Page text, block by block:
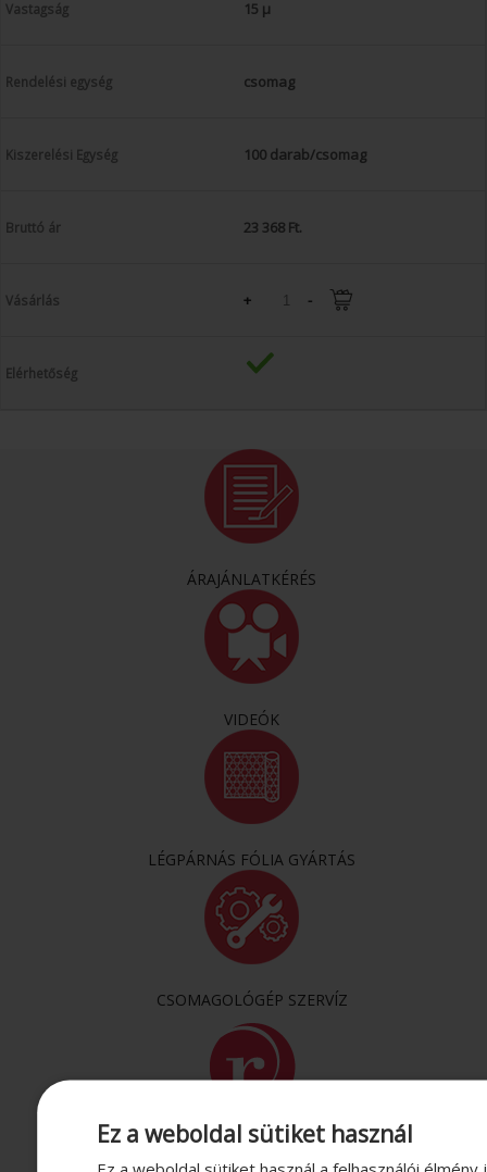
15 µ
csomag
100 darab/csomag
23 368 Ft.
+ -
ÁRAJÁNLATKÉRÉS
VIDEÓK
LÉGPÁRNÁS FÓLIA GYÁRTÁS
CSOMAGOLÓGÉP SZERVÍZ
Ez a weboldal sütiket használ
Ez a weboldal sütiket használ a felhasználói élmény